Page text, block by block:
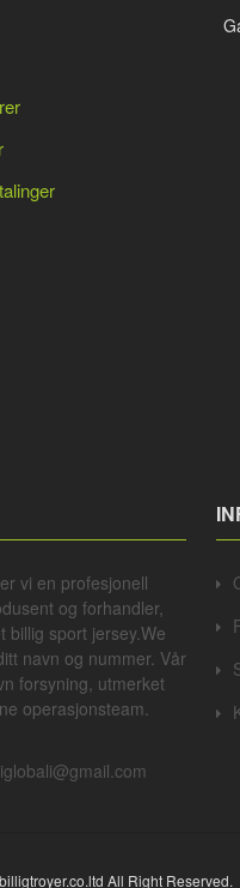
vi en profesjonell
og forhandler,
billig sport jersey.We
navn og nummer. Vår
forsyning, utmerket
operasjonsteam.
All Right Reserved.